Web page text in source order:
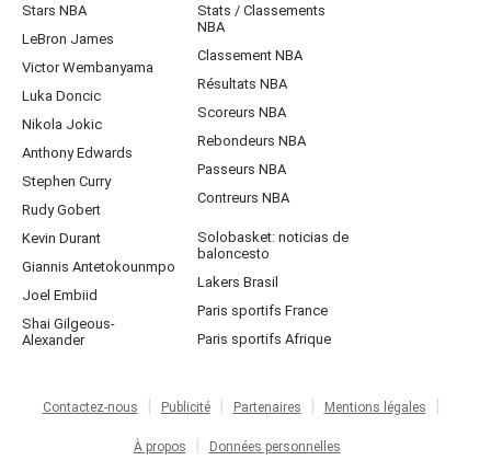
Stars NBA
LeBron James
Victor Wembanyama
Luka Doncic
Nikola Jokic
Anthony Edwards
Stephen Curry
Rudy Gobert
Kevin Durant
Giannis Antetokounmpo
Joel Embiid
Shai Gilgeous-
Alexander
Stats / Classements
NBA
Classement NBA
Résultats NBA
Scoreurs NBA
Rebondeurs NBA
Passeurs NBA
Contreurs NBA
Solobasket: noticias de
baloncesto
Lakers Brasil
Paris sportifs France
Paris sportifs Afrique
Contactez-nous Publicité Partenaires Mentions légales
À propos Données personnelles